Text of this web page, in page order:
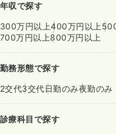
年収で探す
300万円以上400万円以上
700万円以上800万円以上
勤務形態で探す
2交代3交代日勤のみ夜勤のみ
診療科目で探す